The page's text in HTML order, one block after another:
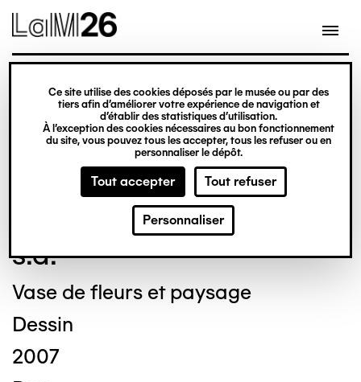
Gestion des cookies
Ce site utilise des cookies déposés par le musée ou par des
tiers afin d’améliorer votre expérience de navigation et
d’établir des statistiques d’utilisation.
À l’exception des cookies nécessaires au bon fonctionnement
du site, vous pouvez tous les accepter, tous les refuser ou en
personnaliser le dépôt.
Tout accepter Tout refuser
Personnaliser
contenu
© Crédit photo : DUBART Cécile
Frederick BREYDERT
s.d.
Vase de fleurs et paysage
Dessin
2007